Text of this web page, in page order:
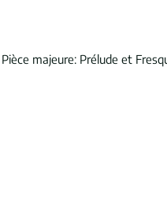
majeure: Prélude et